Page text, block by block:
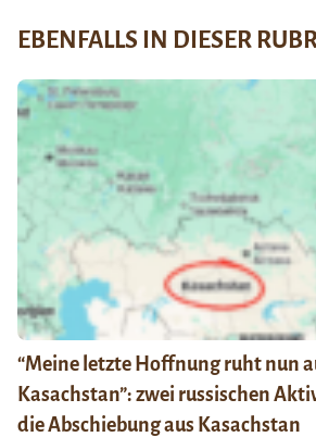
EBENFALLS IN DIESER
“Meine letzte Hoffnung ruht nun
Kasachstan”: zwei russischen
die Abschiebung aus Kasachstan